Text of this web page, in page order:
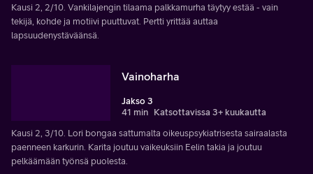
Kausi 2, 2/10. Vankilajengin tilaama palkkamurha täytyy estää - vain
tekijä, kohde ja motiivi puuttuvat. Pertti yrittää auttaa
lapsuudenystäväänsä.
Vainoharha
Jakso 3
41 min Katsottavissa 3+ kuukautta
Kausi 2, 3/10. Lori bongaa sattumalta oikeuspsykiatrisesta sairaalasta
paenneen karkurin. Karita joutuu vaikeuksiin Eelin takia ja joutuu
pelkäämään työnsä puolesta.